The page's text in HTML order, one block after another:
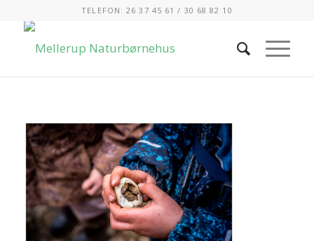
TELEFON: 26 37 45 61 / 30 68 82 10